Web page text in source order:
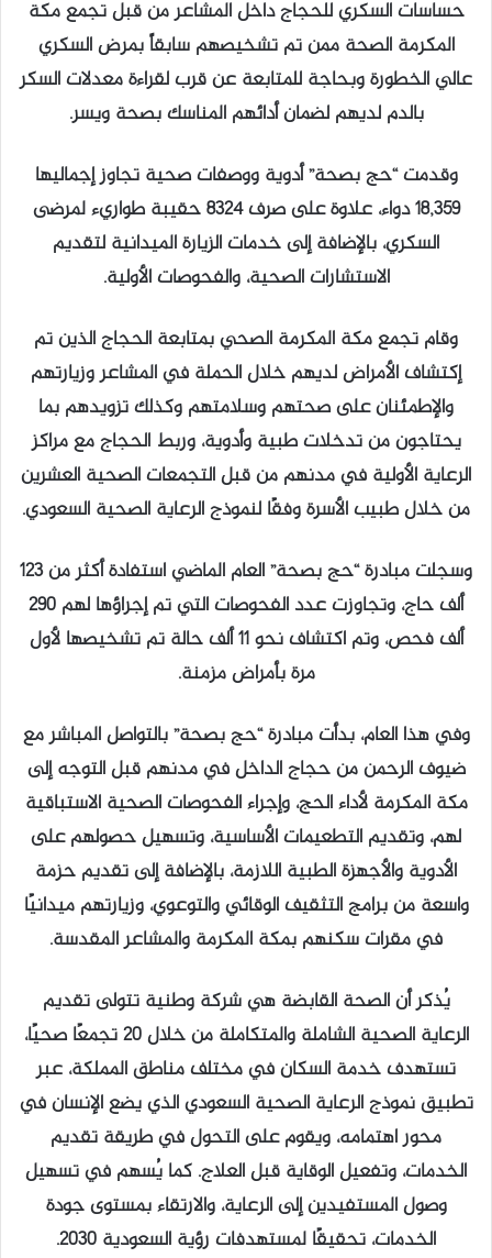
حساسات السكري للحجاج داخل المشاعر من قبل تجمع مكة
المكرمة الصحة ممن تم تشخيصهم سابقاً بمرض السكري
عالي الخطورة وبحاجة للمتابعة عن قرب لقراءة معدلات السكر
بالدم لديهم لضمان أدائهم المناسك بصحة ويسر.
وقدمت “حج بصحة” أدوية ووصفات صحية تجاوز إجماليها
18,359 دواء، علاوة على صرف 8324 حقيبة طواريء لمرضى
السكري، بالإضافة إلى خدمات الزيارة الميدانية لتقديم
الاستشارات الصحية، والفحوصات الأولية.
وقام تجمع مكة المكرمة الصحي بمتابعة الحجاج الذين تم
إكتشاف الأمراض لديهم خلال الحملة في المشاعر وزيارتهم
والإطمئنان على صحتهم وسلامتهم وكذلك تزويدهم بما
يحتاجون من تدخلات طبية وأدوية، وربط الحجاج مع مراكز
الرعاية الأولية في مدنهم من قبل التجمعات الصحية العشرين
من خلال طبيب الأسرة وفقًا لنموذج الرعاية الصحية السعودي.
وسجلت مبادرة “حج بصحة” العام الماضي استفادة أكثر من 123
ألف حاج، وتجاوزت عدد الفحوصات التي تم إجراؤها لهم 290
ألف فحص، وتم اكتشاف نحو 11 ألف حالة تم تشخيصها لأول
مرة بأمراض مزمنة.
وفي هذا العام، بدأت مبادرة “حج بصحة” بالتواصل المباشر مع
ضيوف الرحمن من حجاج الداخل في مدنهم قبل التوجه إلى
مكة المكرمة لأداء الحج، وإجراء الفحوصات الصحية الاستباقية
لهم، وتقديم التطعيمات الأساسية، وتسهيل حصولهم على
الأدوية والأجهزة الطبية اللازمة، بالإضافة إلى تقديم حزمة
واسعة من برامج التثقيف الوقائي والتوعوي، وزيارتهم ميدانيًا
في مقرات سكنهم بمكة المكرمة والمشاعر المقدسة.
يُذكر أن الصحة القابضة هي شركة وطنية تتولى تقديم
الرعاية الصحية الشاملة والمتكاملة من خلال 20 تجمعًا صحيًا،
تستهدف خدمة السكان في مختلف مناطق المملكة، عبر
تطبيق نموذج الرعاية الصحية السعودي الذي يضع الإنسان في
محور اهتمامه، ويقوم على التحول في طريقة تقديم
الخدمات، وتفعيل الوقاية قبل العلاج. كما يُسهم في تسهيل
وصول المستفيدين إلى الرعاية، والارتقاء بمستوى جودة
الخدمات، تحقيقًا لمستهدفات رؤية السعودية 2030.